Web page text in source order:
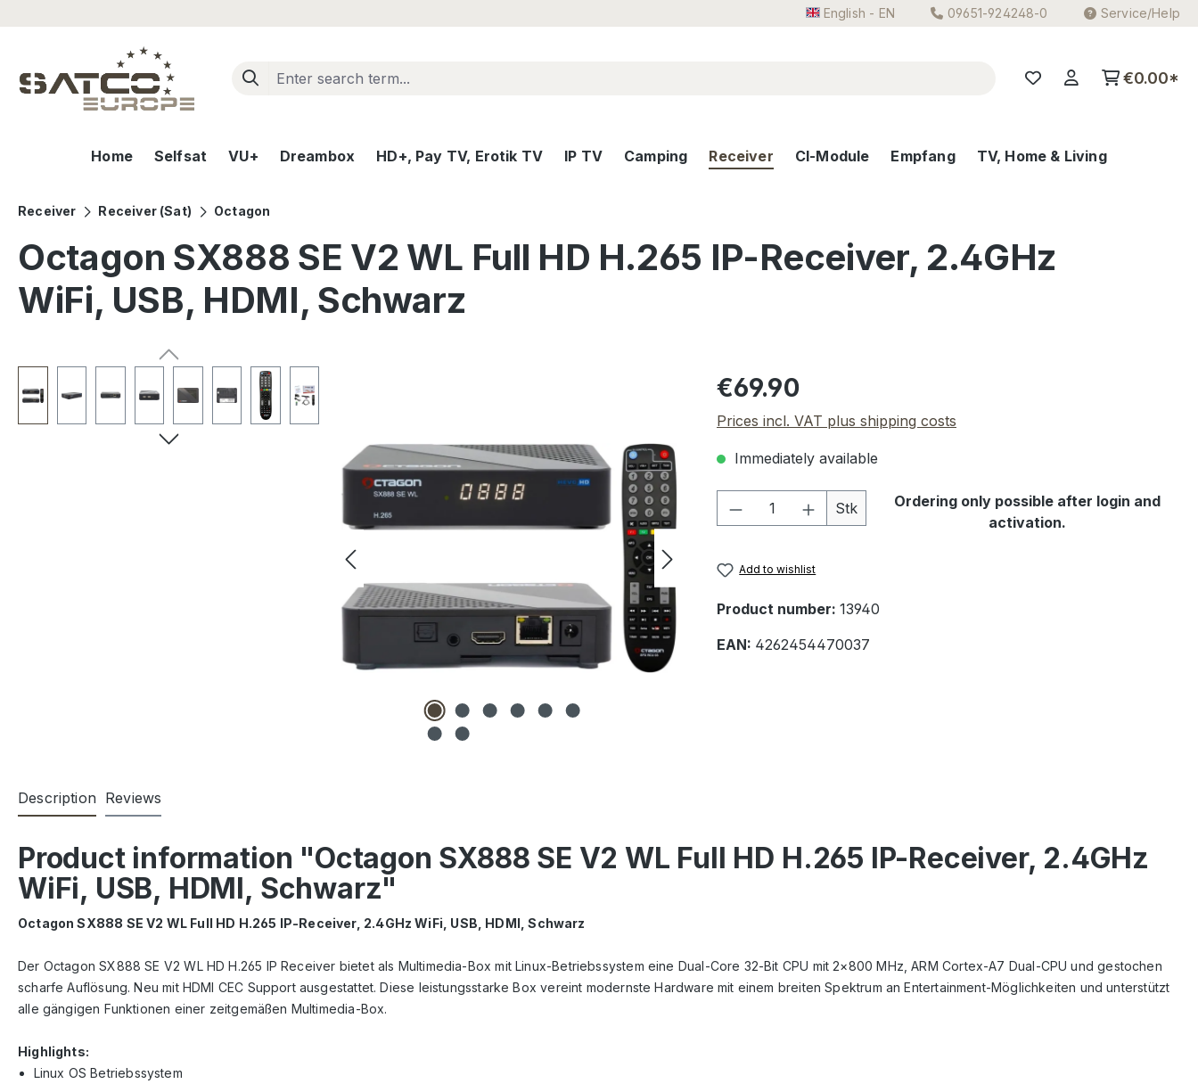
English - EN 09651-924248-0 Service/Help
€0.00*
Home Selfsat VU+ Dreambox HD+, Pay TV, Erotik TV IP TV Camping Receiver CI-Module Empfang TV, Home & Living
Receiver Receiver (Sat) Octagon
Octagon SX888 SE V2 WL Full HD H.265 IP-Receiver, 2.4GHz
WiFi, USB, HDMI, Schwarz
Regular price:
€69.90
Prices incl. VAT plus shipping costs
Immediately available
Product Quantity: Enter the desired amount
Stk
Ordering only possible after login and
activation.
Add to wishlist
Product number: 13940
EAN: 4262454470037
Description Reviews
Product information "Octagon SX888 SE V2 WL Full HD H.265 IP-Receiver, 2.4GHz
WiFi, USB, HDMI, Schwarz"
Octagon SX888 SE V2 WL Full HD H.265 IP-Receiver, 2.4GHz WiFi, USB, HDMI, Schwarz
Der Octagon SX888 SE V2 WL HD H.265 IP Receiver bietet als Multimedia-Box mit Linux-Betriebssystem eine Dual-Core 32-Bit CPU mit 2×800 MHz, ARM Cortex-A7 Dual-CPU und gestochen
scharfe Auflösung. Neu mit HDMI CEC Support ausgestattet. Diese leistungsstarke Box vereint modernste Hardware mit einem breiten Spektrum an Entertainment-Möglichkeiten und unterstützt
alle gängigen Funktionen einer zeitgemäßen Multimedia-Box.
Highlights:
Linux OS Betriebssystem